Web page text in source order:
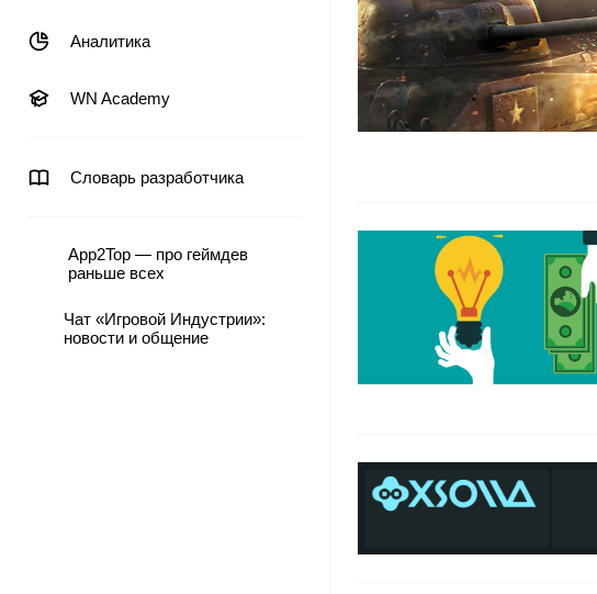
Аналитика
WN Academy
Словарь разработчика
App2Top — про геймдев
раньше всех
Чат «Игровой Индустрии»:
новости и общение